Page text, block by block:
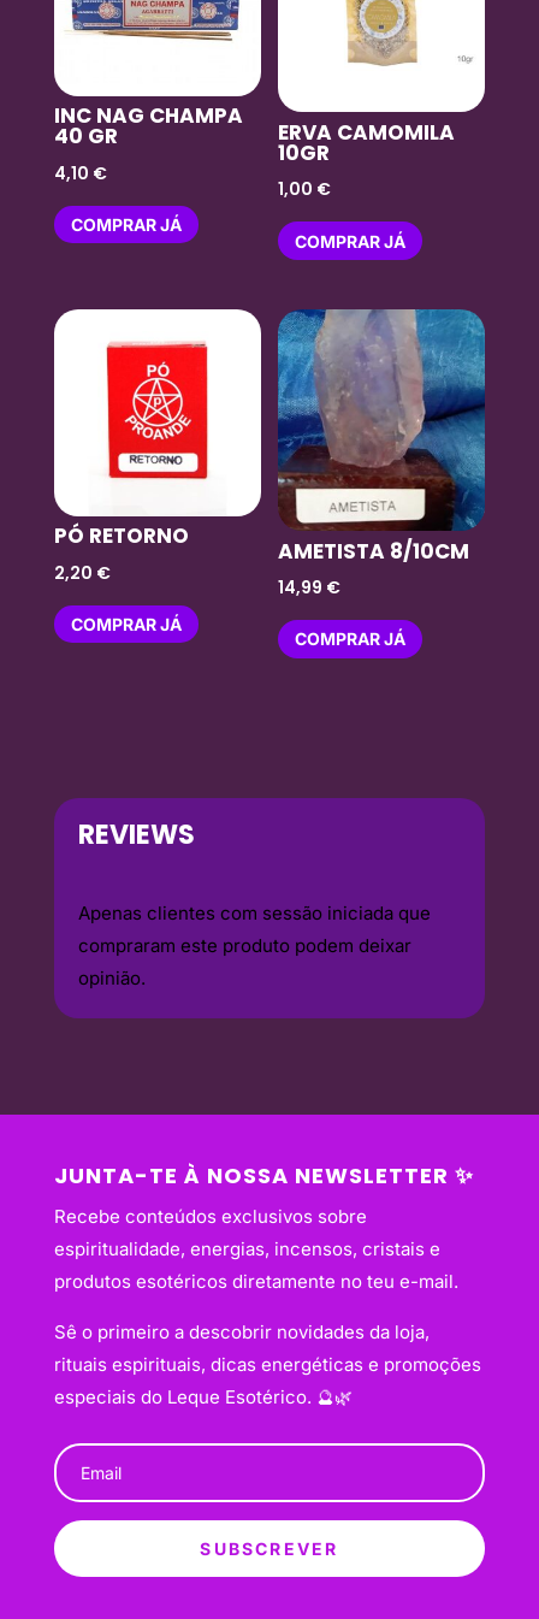
INC NAG CHAMPA
40 GR
4,10 €
COMPRAR JÁ
ERVA CAMOMILA
10GR
1,00 €
COMPRAR JÁ
PÓ RETORNO
2,20 €
COMPRAR JÁ
AMETISTA 8/10CM
14,99 €
COMPRAR JÁ
REVIEWS
Apenas clientes com sessão iniciada que
compraram este produto podem deixar
opinião.
JUNTA-TE À NOSSA NEWSLETTER ✨
Recebe conteúdos exclusivos sobre
espiritualidade, energias, incensos, cristais e
produtos esotéricos diretamente no teu e-mail.
Sê o primeiro a descobrir novidades da loja,
rituais espirituais, dicas energéticas e promoções
especiais do Leque Esotérico. 🔮🌿
SUBSCREVER